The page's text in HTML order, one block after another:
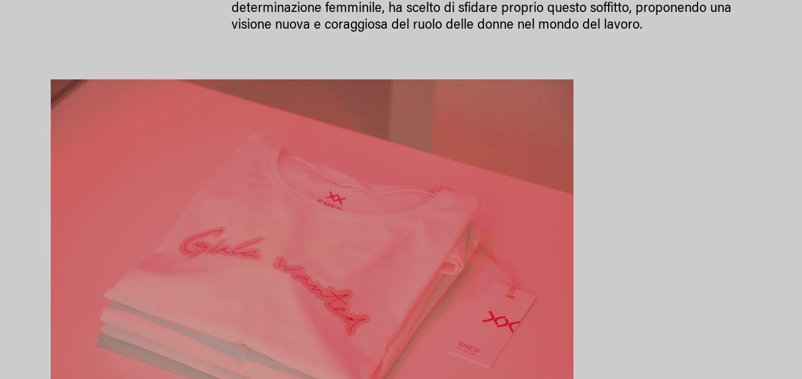
determinazione femminile, ha scelto di sfidare proprio questo soffitto, proponendo una
visione nuova e coraggiosa del ruolo delle donne nel mondo del lavoro.